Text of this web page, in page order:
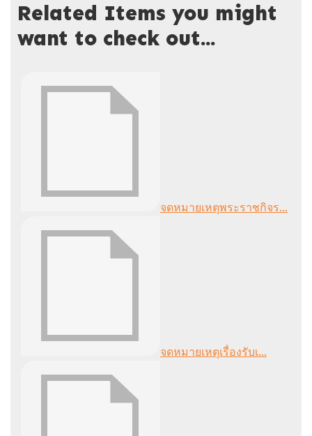
Related Items you might
want to check out...
จดหมายเหตุพระราชกิจร...
จดหมายเหตุเรื่องรับเ...